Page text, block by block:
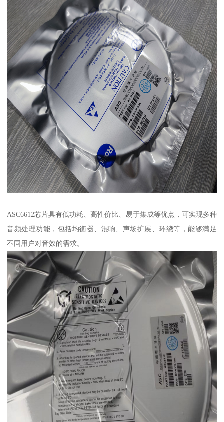
ASC6612芯片具有低功耗、高性价比、易于集成等优点，可实现多种
音频处理功能，包括均衡器、混响、声场扩展、环绕等，能够满足
不同用户对音效的需求。